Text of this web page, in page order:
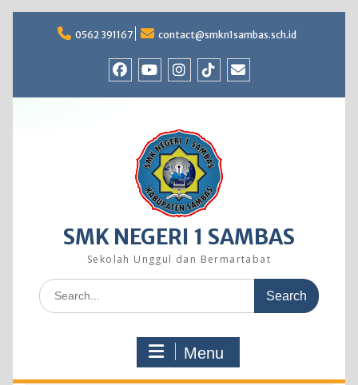
0562 391167 contact@smkn1sambas.sch.id
SMK NEGERI 1 SAMBAS
Sekolah Unggul dan Bermartabat
Search
for:
Menu